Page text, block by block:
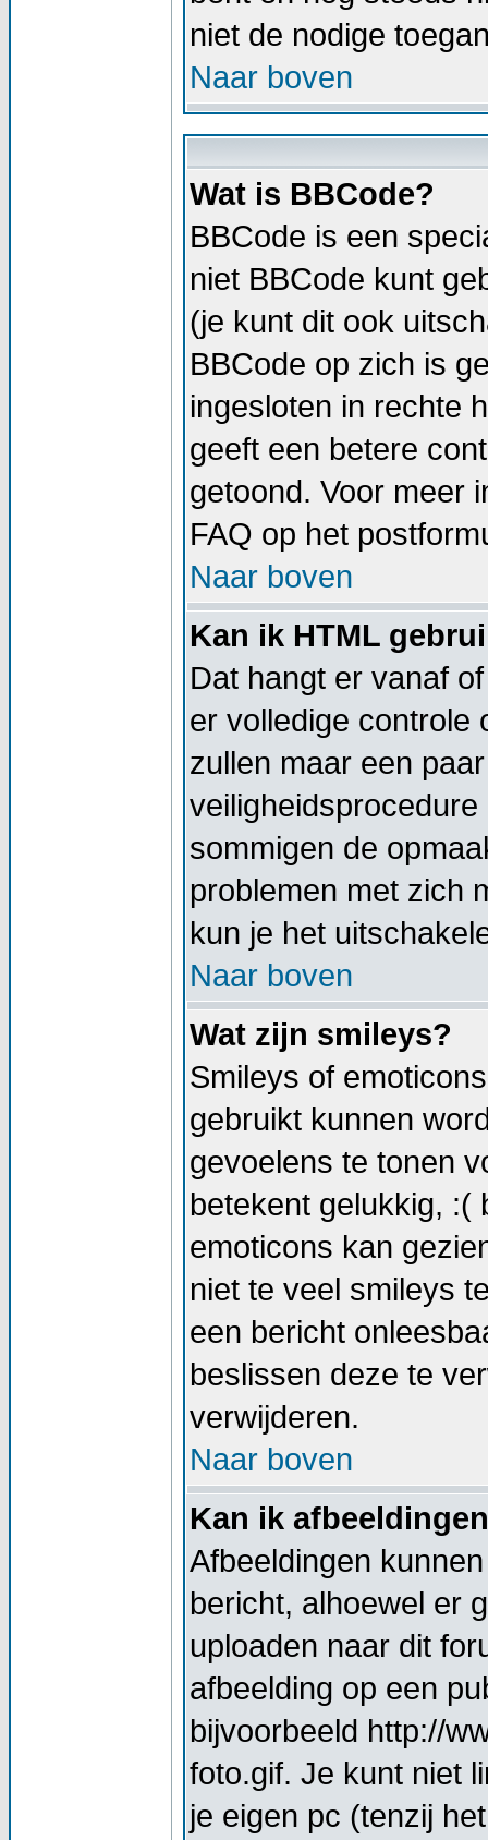
niet de nodige
Naar boven
Wat is BBCode?
BBCode is een
niet BBCode kunt
(je kunt dit ook
BBCode op zich is
ingesloten in rechte
geeft een betere
getoond. Voor meer
FAQ op het
Naar boven
Kan ik HTML
Dat hangt er vanaf
er volledige controle
zullen maar een
sommigen de
problemen met zich
kun je het
Naar boven
Wat zijn smileys?
Smileys of
gebruikt kunnen
gevoelens te tonen
betekent gelukkig, :(
emoticons kan
niet te veel smileys
een bericht
beslissen deze te
verwijderen.
Naar boven
Kan ik
Afbeeldingen
bericht, alhoewel er
uploaden naar dit
afbeelding op een
bijvoorbeeld http://
foto.gif. Je kunt niet
je eigen pc (tenzij